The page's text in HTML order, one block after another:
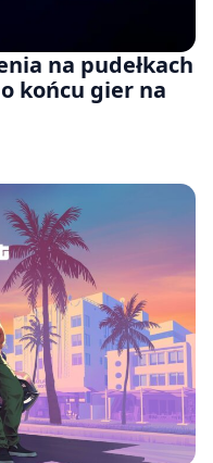
na pudełkach
końcu gier na